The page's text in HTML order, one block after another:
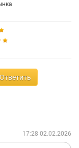
Ответить
17:28 02.02.2026